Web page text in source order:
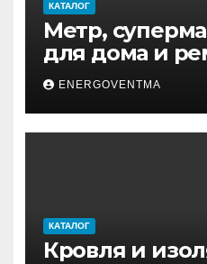
КАТАЛОГ
Метр,
для дома и
ENERGOVENTMA
КАТАЛОГ
Кровля и